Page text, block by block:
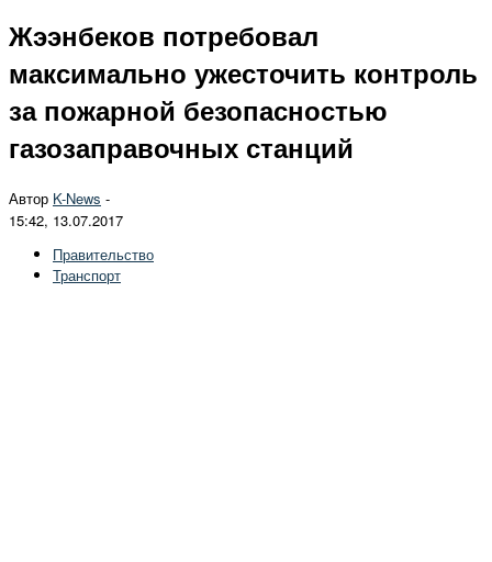
Жээнбеков потребовал
максимально ужесточить контроль
за пожарной безопасностью
газозаправочных станций
Автор K-News -
15:42, 13.07.2017
Правительство
Транспорт